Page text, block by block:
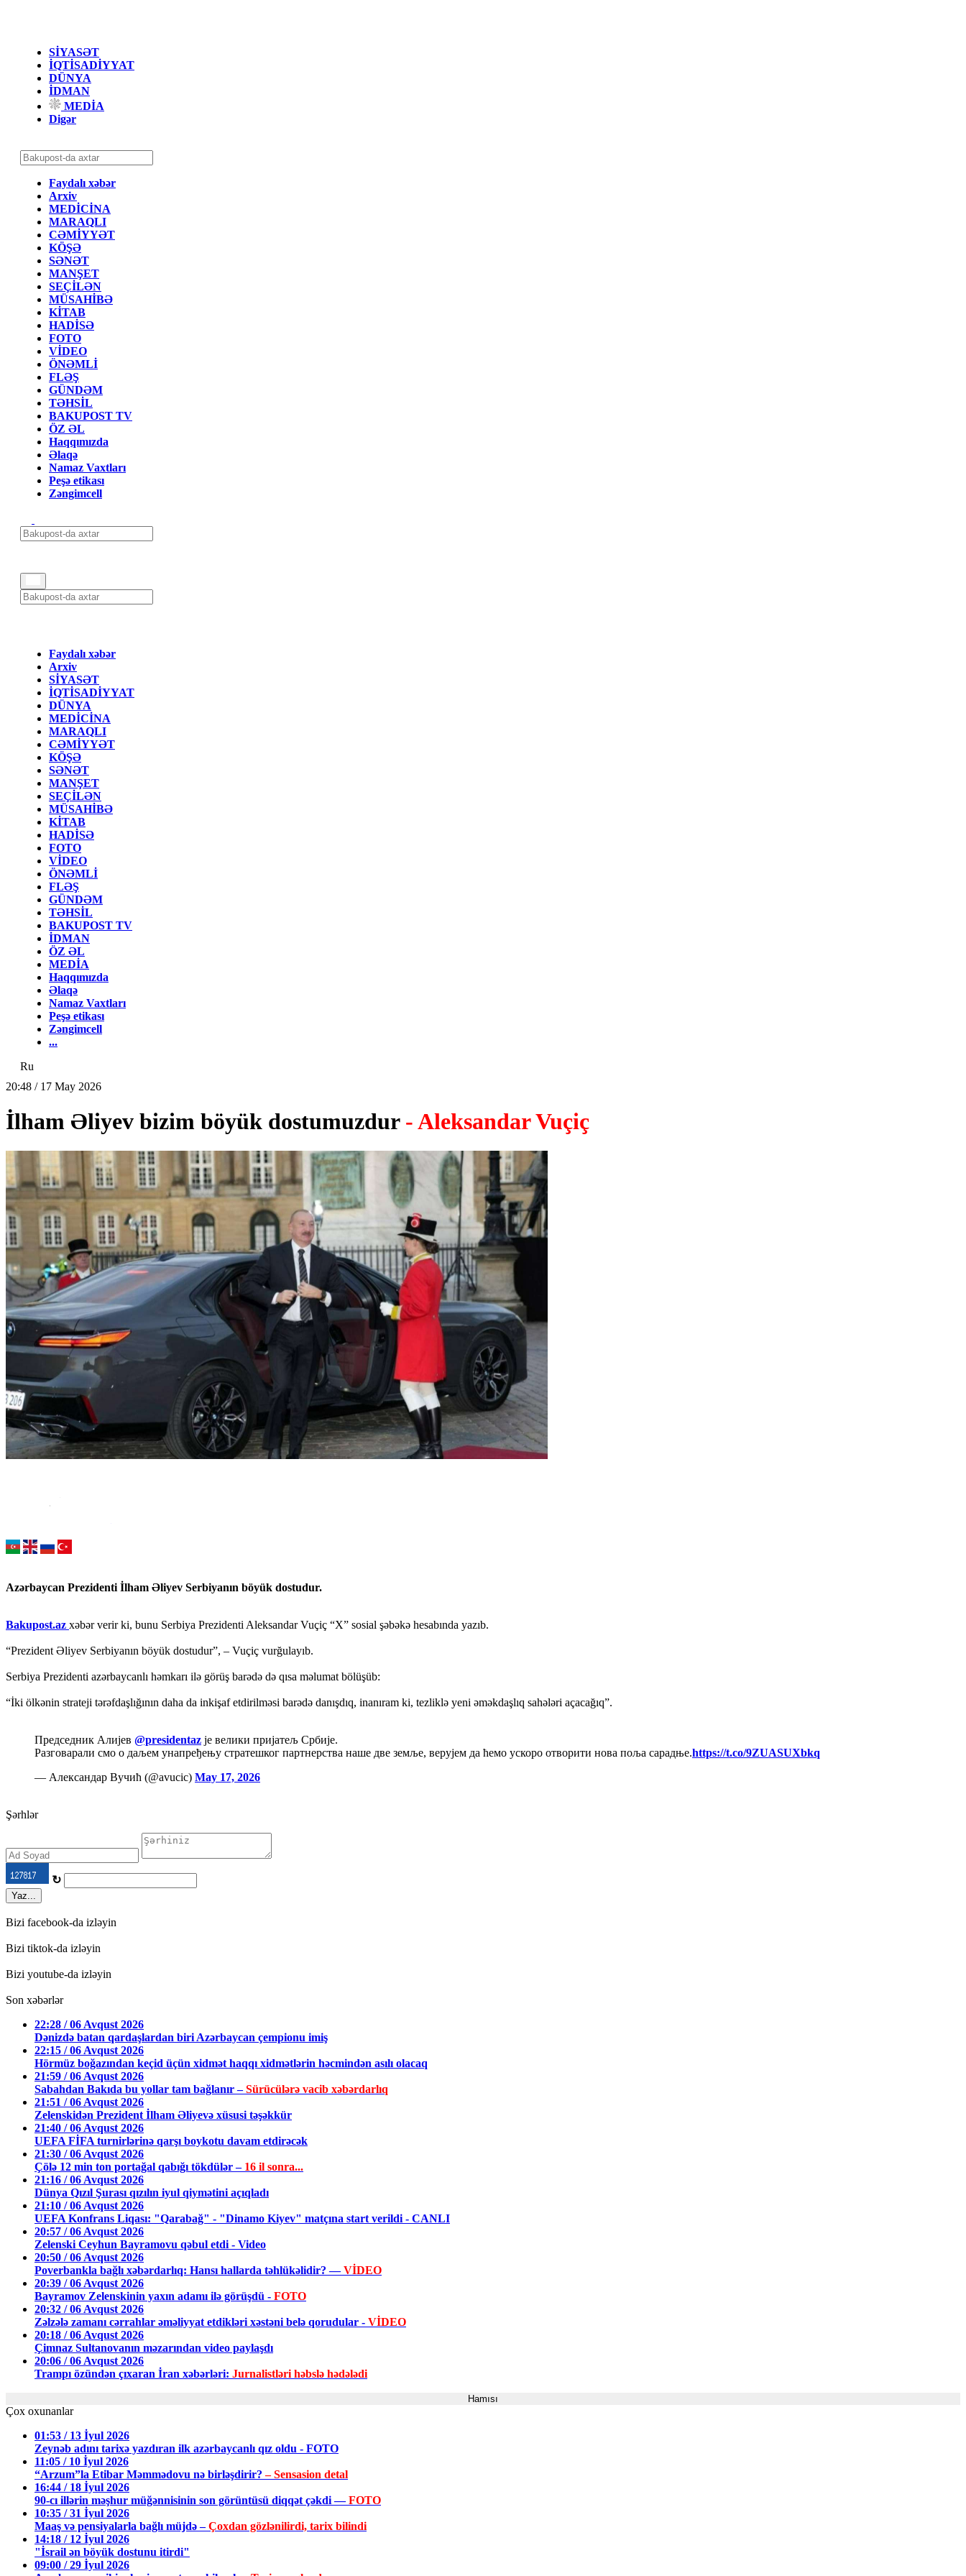
SİYASƏT
İQTİSADİYYAT
DÜNYA
İDMAN
MEDİA
Digər
Faydalı xəbər
Arxiv
MEDİCİNA
MARAQLI
CƏMİYYƏT
KÖŞƏ
SƏNƏT
MANŞET
SEÇİLƏN
MÜSAHİBƏ
KİTAB
HADİSƏ
FOTO
VİDEO
ÖNƏMLİ
FLƏŞ
GÜNDƏM
TƏHSİL
BAKUPOST TV
ÖZ ƏL
Haqqımızda
Əlaqə
Namaz Vaxtları
Peşə etikası
Zəngimcell
Faydalı xəbər
Arxiv
SİYASƏT
İQTİSADİYYAT
DÜNYA
MEDİCİNA
MARAQLI
CƏMİYYƏT
KÖŞƏ
SƏNƏT
MANŞET
SEÇİLƏN
MÜSAHİBƏ
KİTAB
HADİSƏ
FOTO
VİDEO
ÖNƏMLİ
FLƏŞ
GÜNDƏM
TƏHSİL
BAKUPOST TV
İDMAN
ÖZ ƏL
MEDİA
Haqqımızda
Əlaqə
Namaz Vaxtları
Peşə etikası
Zəngimcell
...
Ru
20:48 / 17 May 2026
İlham Əliyev bizim böyük dostumuzdur - Aleksandar Vuçiç
Azərbaycan Prezidenti İlham Əliyev Serbiyanın böyük dostudur.
Bakupost.az xəbər verir ki, bunu Serbiya Prezidenti Aleksandar Vuçiç “X” sosial şəbəkə hesabında yazıb.
“Prezident Əliyev Serbiyanın böyük dostudur”, – Vuçiç vurğulayıb.
Serbiya Prezidenti azərbaycanlı həmkarı ilə görüş barədə də qısa məlumat bölüşüb:
“İki ölkənin strateji tərəfdaşlığının daha da inkişaf etdirilməsi barədə danışdıq, inanıram ki, tezliklə yeni əməkdaşlıq sahələri açacağıq”.
Председник Алијев @presidentaz је велики пријатељ Србије.
Разговарали смо о даљем унапређењу стратешког партнерства наше две земље, верујем да ћемо ускоро отворити нова поља сарадње.https://t.co/9ZUASUXbkq
— Александар Вучић (@avucic) May 17, 2026
Şərhlər
↻
Yaz...
Bizi facebook-da izləyin
Bizi tiktok-da izləyin
Bizi youtube-da izləyin
Son xəbərlər
22:28 / 06 Avqust 2026
Dənizdə batan qardaşlardan biri Azərbaycan çempionu imiş
22:15 / 06 Avqust 2026
Hörmüz boğazından keçid üçün xidmət haqqı xidmətlərin həcmindən asılı olacaq
21:59 / 06 Avqust 2026
Sabahdan Bakıda bu yollar tam bağlanır –Sürücülərə vacib xəbərdarlıq
21:51 / 06 Avqust 2026
Zelenskidən Prezident İlham Əliyevə xüsusi təşəkkür
21:40 / 06 Avqust 2026
UEFA FİFA turnirlərinə qarşı boykotu davam etdirəcək
21:30 / 06 Avqust 2026
Çölə 12 min ton portağal qabığı tökdülər – 16 il sonra...
21:16 / 06 Avqust 2026
Dünya Qızıl Şurası qızılın iyul qiymətini açıqladı
21:10 / 06 Avqust 2026
UEFA Konfrans Liqası: "Qarabağ" - "Dinamo Kiyev" matçına start verildi - CANLI
20:57 / 06 Avqust 2026
Zelenski Ceyhun Bayramovu qəbul etdi - Video
20:50 / 06 Avqust 2026
Poverbankla bağlı xəbərdarlıq: Hansı hallarda təhlükəlidir? —VİDEO
20:39 / 06 Avqust 2026
Bayramov Zelenskinin yaxın adamı ilə görüşdü - FOTO
20:32 / 06 Avqust 2026
Zəlzələ zamanı cərrahlar əməliyyat etdikləri xəstəni belə qorudular - VİDEO
20:18 / 06 Avqust 2026
Çimnaz Sultanovanın məzarından video paylaşdı
20:06 / 06 Avqust 2026
Trampı özündən çıxaran İran xəbərləri: Jurnalistləri həbslə hədələdi
Hamısı
Çox oxunanlar
01:53 / 13 İyul 2026
Zeynəb adını tarixə yazdıran ilk azərbaycanlı qız oldu - FOTO
11:05 / 10 İyul 2026
“Arzum”la Etibar Məmmədovu nə birləşdirir?– Sensasion detal
16:44 / 18 İyul 2026
90-cı illərin məşhur müğənnisinin son görüntüsü diqqət çəkdi —FOTO
10:35 / 31 İyul 2026
Maaş və pensiyalarla bağlı müjdə –Çoxdan gözlənilirdi, tarix bilindi
14:18 / 12 İyul 2026
"İsrail ən böyük dostunu itirdi"
09:00 / 29 İyul 2026